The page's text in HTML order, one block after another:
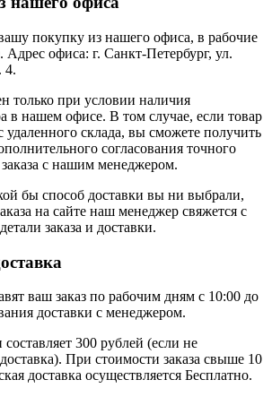
покупку из нашего офиса, в рабочие
Адрес офиса: г. Санкт-Петербург, ул.
4.
только при условии наличия
в нашем офисе. В том случае, если товар
склада, вы сможете получить
согласования точного
с нашим менеджером.
бы способ доставки вы ни выбрали,
на сайте наш менеджер свяжется с
заказа и доставки.
ваш заказ по рабочим дням с 10:00 до
доставки с менеджером.
300 рублей (если не
При стоимости заказа свыше 10
доставка осуществляется Бесплатно.